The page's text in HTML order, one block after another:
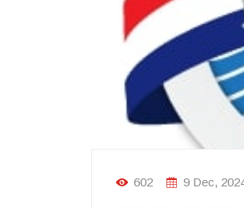
602 9 Dec,